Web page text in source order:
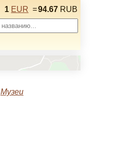
1 EUR =94.67 RUB
Музеи